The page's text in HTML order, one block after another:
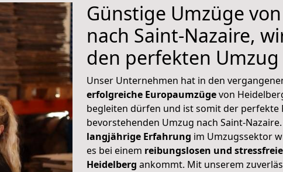
Günstige Umzüge
nach Saint-Nazaire,
den perfekten Umzug
Unser Unternehmen hat in den
erfolgreiche Europaumzügevon
begleiten dürfen und ist somit der perfekte
bevorstehenden Umzug nach Saint-
langjährige Erfahrung im Umzugssektor
es bei einem reibungslosen und
Heidelberg ankommt. Mit unserem